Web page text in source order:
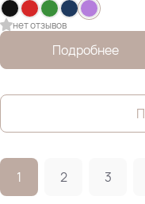
нет отзывов
Подробнее
1 2 3